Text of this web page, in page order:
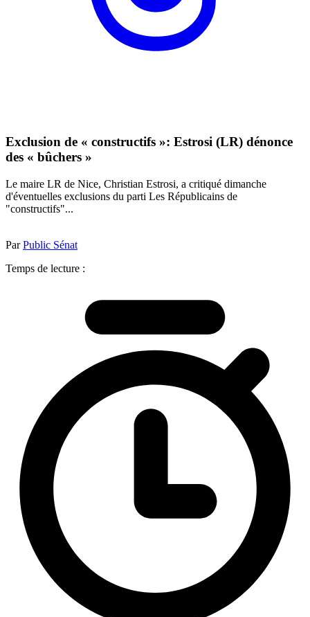
Exclusion de « constructifs »: Estrosi (LR) dénonce
des « bûchers »
Le maire LR de Nice, Christian Estrosi, a critiqué dimanche
d'éventuelles exclusions du parti Les Républicains de
"constructifs"...
ParPublic Sénat
Temps de lecture :